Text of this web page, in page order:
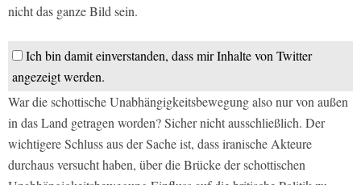
nicht das ganze Bild sein.
Ich bin damit einverstanden, dass mir Inhalte von Twitter
angezeigt werden.
War die schottische Unabhängigkeitsbewegung also nur von außen
in das Land getragen worden? Sicher nicht ausschließlich. Der
wichtigere Schluss aus der Sache ist, dass iranische Akteure
durchaus versucht haben, über die Brücke der schottischen